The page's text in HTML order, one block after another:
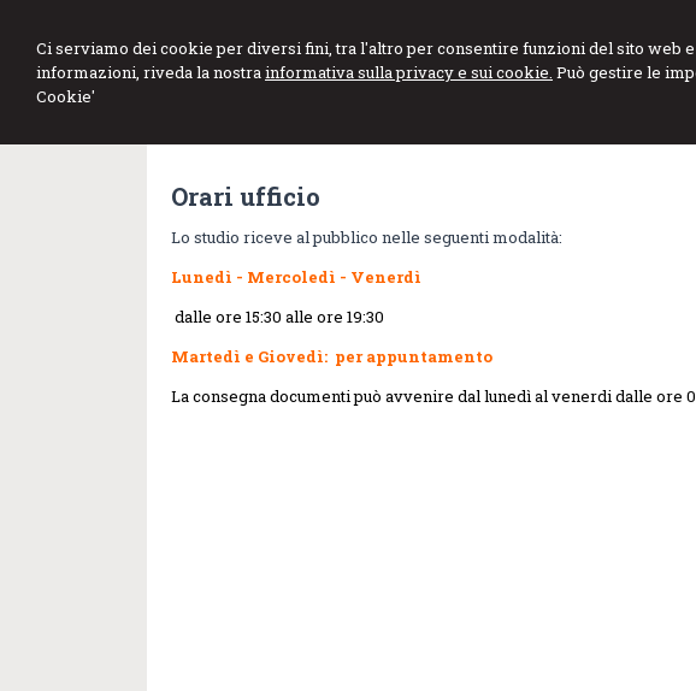
Ci serviamo dei cookie per diversi fini, tra l'altro per consentire funzioni del sito web
informazioni, riveda la nostrainformativa sulla privacy e sui cookie. Può gestire le
Cookie'
DE MARCO GENNARO
Studio di Consulenza Fiscale e del Lavoro
Orari ufficio
Lo studio riceve al pubblico nelle seguenti modalità:
Lunedì - Mercoledì - Venerdì
dalle ore 15:30 alle ore 19:30
Martedì e Giovedì: per appuntamento
La consegna documenti può avvenire dal lunedì al venerdi dalle ore